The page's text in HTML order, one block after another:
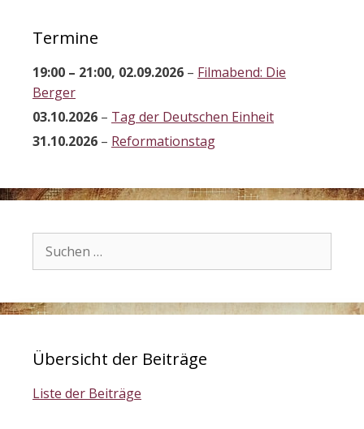
Termine
19:00 – 21:00, 02.09.2026 – Filmabend: Die
Berger
03.10.2026 – Tag der Deutschen Einheit
31.10.2026 – Reformationstag
nach:
Übersicht der Beiträge
Liste der Beiträge